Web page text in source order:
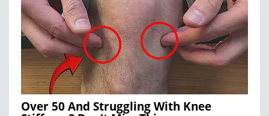
Over 50 And Struggling With Knee